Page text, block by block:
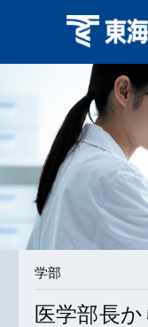
学部
医学部長